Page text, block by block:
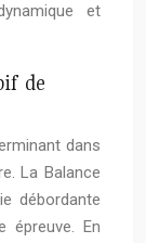
et
de
dans
La Balance
débordante
épreuve. En